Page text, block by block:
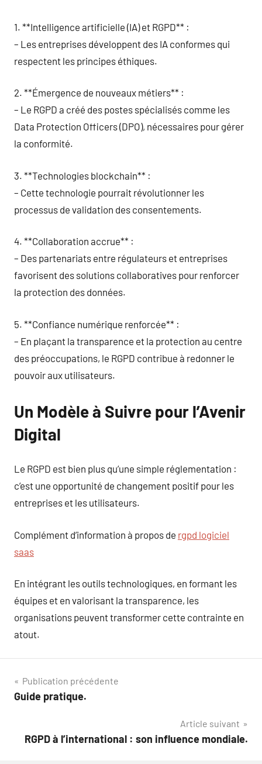
1. **Intelligence artificielle (IA) et RGPD** :
– Les entreprises développent des IA conformes qui
respectent les principes éthiques.
2. **Émergence de nouveaux métiers** :
– Le RGPD a créé des postes spécialisés comme les
Data Protection Officers (DPO), nécessaires pour gérer
la conformité.
3. **Technologies blockchain** :
– Cette technologie pourrait révolutionner les
processus de validation des consentements.
4. **Collaboration accrue** :
– Des partenariats entre régulateurs et entreprises
favorisent des solutions collaboratives pour renforcer
la protection des données.
5. **Confiance numérique renforcée** :
– En plaçant la transparence et la protection au centre
des préoccupations, le RGPD contribue à redonner le
pouvoir aux utilisateurs.
Un Modèle à Suivre pour l’Avenir
Digital
Le RGPD est bien plus qu’une simple réglementation :
c’est une opportunité de changement positif pour les
entreprises et les utilisateurs.
Complément d’information à propos de rgpd logiciel
saas
En intégrant les outils technologiques, en formant les
équipes et en valorisant la transparence, les
organisations peuvent transformer cette contrainte en
atout.
Navigation
de
Publication précédente
Guide pratique.
Article suivant
RGPD à l’international : son influence mondiale.